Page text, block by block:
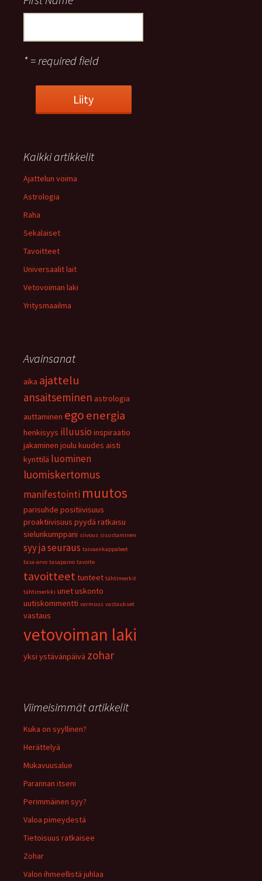
* = required field
Kaikki artikkelit
Ajattelun voima
Astrologia
Raha
Sekalaiset
Tavoitteet
Universaalit lait
Vetovoiman laki
Yritysmaailma
Avainsanat
aika ajattelu
ansaitseminen astrologia
auttaminen egoenergia
henkisyys illuusio inspiraatio
jakaminen joulu kuudes aisti
kynttilä luominen
luomiskertomus
manifestointi muutos
parisuhde positiivisuus
proaktiivisuus pyydä ratkaisu
sielunkumppani siivous sisustaminen
syy ja seuraus taivaankappaleet
tasa-arvo tasapaino tavoite
tavoitteettunteet tähtimerkit
tähtimerkki unetuskonto
uutiskommentti varmuus vastaukset
vastaus
vetovoiman laki
yksi ystävänpäivä zohar
Viimeisimmät artikkelit
Kuka on syyllinen?
Herättelyä
Mukavuusalue
Parannan itseni
Perimmäinen syy?
Valoa pimeydestä
Tietoisuus ratkaisee
Zohar
Valon ihmeellistä juhlaa